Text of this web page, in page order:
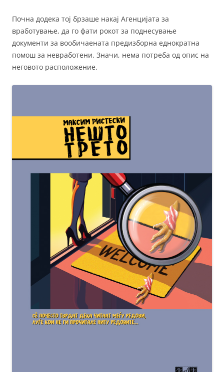
Почна додека тој брзаше накај Агенцијата за
вработување, да го фати рокот за поднесување
документи за вообичаената предизборна еднократна
помош за невработени. Значи, нема потреба од опис на
неговото расположение.